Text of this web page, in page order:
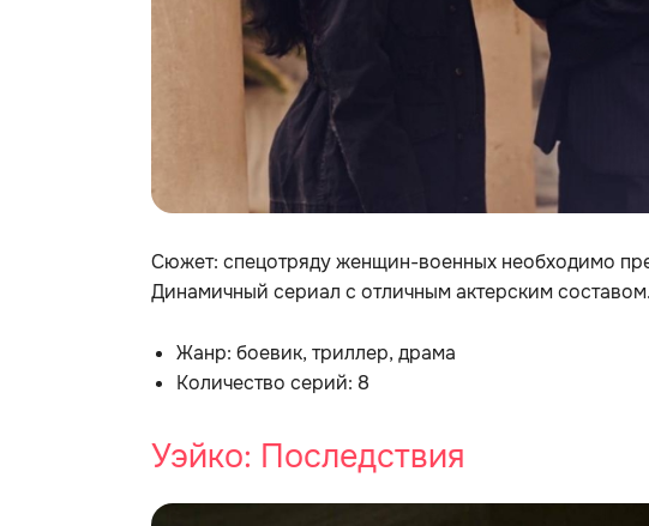
Сюжет: спецотряду женщин-военных необходимо
Динамичный сериал с отличным актерским составом.
Жанр: боевик, триллер, драма
Количество серий: 8
Уэйко: Последствия